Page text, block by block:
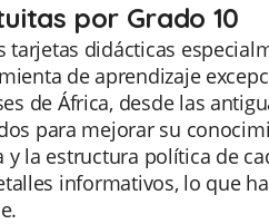
por Grado 10
tarjetas didácticas
de aprendizaje
de África, desde las
para mejorar su
la estructura política de
informativos, lo que